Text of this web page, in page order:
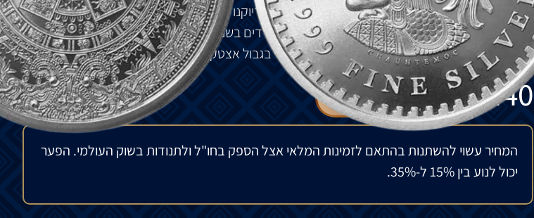
ההיסטוריה האצטקית. בחלק האחורי של המטבע מופיע דיוקנו השמאלי של קואוהטמוק, הקיסר האצטקי
האחרון. Cuauhtemoc הוצא להורג על ידי כובשים ספרדים בשנת 1525, ועד היום, פניו עדיין מופיעות
בכל רחבי תרבות הפופ המקסיקנית. הדיוקן שלו מוקף בגבול אצטקי.
440
₪ להזמנה מיוחדת
המחיר עשוי להשתנות בהתאם לזמינות המלאי אצל הספק בחו"ל ולתנודות בשוק העולמי. הפער
יכול לנוע בין 15% ל-35%.